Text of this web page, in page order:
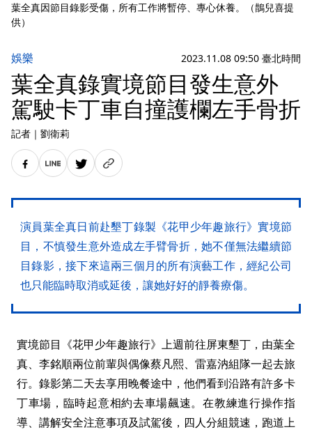
葉全真因節目錄影受傷，所有工作將暫停、專心休養。（鵲兒喜提
供）
娛樂 2023.11.08 09:50 臺北時間
葉全真錄實境節目發生意外
駕駛卡丁車自撞護欄左手骨折
記者 ｜ 劉衛莉
演員葉全真日前赴墾丁錄製《花甲少年趣旅行》實境節
目，不慎發生意外造成左手臂骨折，她不僅無法繼續節
目錄影，接下來這兩三個月的所有演藝工作，經紀公司
也只能臨時取消或延後，讓她好好的靜養療傷。
實境節目《花甲少年趣旅行》上週前往屏東墾丁，由葉全
真、李銘順兩位前輩與偶像蔡凡熙、雷嘉汭組隊一起去旅
行。錄影第二天去享用晚餐途中，他們看到沿路有許多卡
丁車場，臨時起意相約去車場飆速。在教練進行操作指
導、講解安全注意事項及試駕後，四人分組競速，跑道上